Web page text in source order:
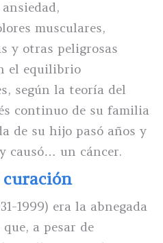
musculares,
y otras peligrosas
el equilibrio
según la teoría del
continuo de su familia
de su hijo pasó años y
causó… un cáncer.
1999) era la abnegada
a pesar de